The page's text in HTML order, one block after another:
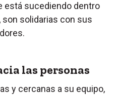
está sucediendo dentro
son solidarias con sus
las personas
y cercanas a su equipo,